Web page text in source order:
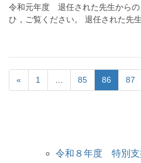
令和元年度 退任された先生から
ひ，ご覧ください。 退任された先
« 1 85 86 87
令和８年度 特別支